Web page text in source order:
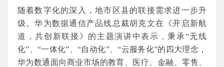
随着数字化的深入，地市区县的联接需求进一步升
级。华为数据通信产品线总裁胡克文在《开启新航
道，共创新联接》的主题演讲中表示，秉承“无线
化”、“一体化”、“自动化”、“云服务化”的四大理念，
华为数通面向商业市场的教育、医疗、金融、零售、